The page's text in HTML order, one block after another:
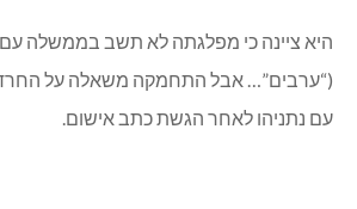
היא ציינה כי מפלגתה לא תשב בממשלה עם
(“ערבים”… אבל התחמקה משאלה על
עם נתניהו לאחר הגשת כתב אישום.